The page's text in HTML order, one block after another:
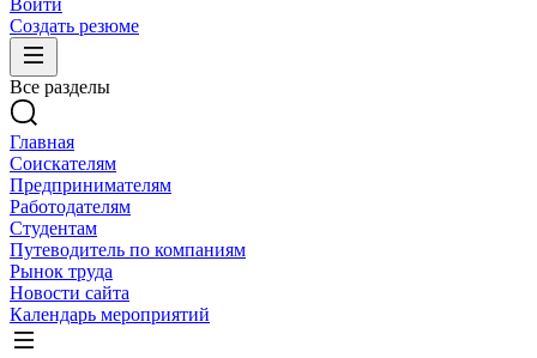
Войти
Создать резюме
Все разделы
Главная
Соискателям
Предпринимателям
Работодателям
Студентам
Путеводитель по компаниям
Рынок труда
Новости сайта
Календарь мероприятий